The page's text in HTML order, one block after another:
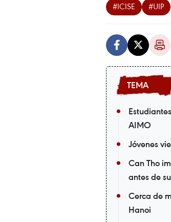
#ICISE #UIP
AIMO
Jóvenes
Can Tho
antes de
Cerca de
Hanoi